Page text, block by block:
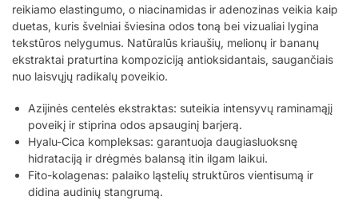
reikiamo elastingumo, o niacinamidas ir adenozinas veikia kaip
duetas, kuris švelniai šviesina odos toną bei vizualiai lygina
tekstūros nelygumus. Natūralūs kriaušių, melionų ir bananų
ekstraktai praturtina kompoziciją antioksidantais, saugančiais
nuo laisvųjų radikalų poveikio.
Azijinės centelės ekstraktas: suteikia intensyvų raminamąjį
poveikį ir stiprina odos apsauginį barjerą.
Hyalu-Cica kompleksas: garantuoja daugiasluoksnę
hidrataciją ir drėgmės balansą itin ilgam laikui.
Fito-kolagenas: palaiko ląstelių struktūros vientisumą ir
didina audinių stangrumą.